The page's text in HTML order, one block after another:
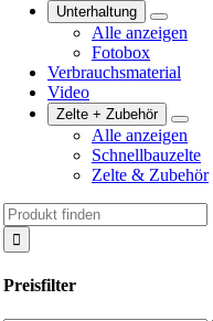
Unterhaltung
Alle anzeigen
Fotobox
Verbrauchsmaterial
Video
Zelte + Zubehör
Alle anzeigen
Schnellbauzelte
Zelte & Zubehör
Suche
nach:
Preisfilter